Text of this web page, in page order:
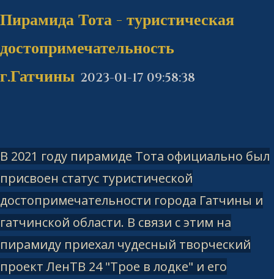
Пирамида Тота - туристическая
достопримечательность
г.Гатчины 2023-01-17 09:58:38
В 2021 году пирамиде Тота официально был
присвоен статус туристической
достопримечательности города Гатчины и
гатчинской области. В связи с этим на
пирамиду приехал чудесный творческий
проект ЛенТВ 24 "Трое в лодке" и его